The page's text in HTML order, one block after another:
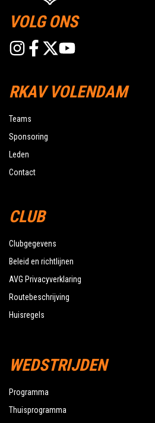
VOLG ONS
RKAV VOLENDAM
Teams
Sponsoring
Leden
Contact
CLUB
Clubgegevens
Beleid en richtlijnen
AVG Privacyverklaring
Routebeschrijving
Huisregels
WEDSTRIJDEN
Programma
Thuisprogramma